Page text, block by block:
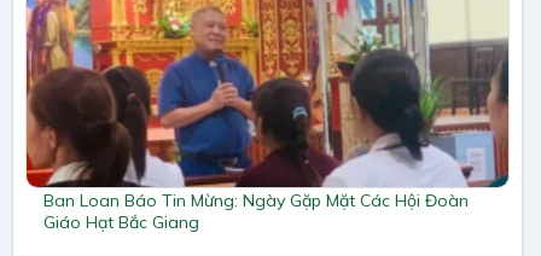
Ban Loan Báo Tin Mừng: Ngày Gặp Mặt Các Hội Đoàn
Giáo Hạt Bắc Giang